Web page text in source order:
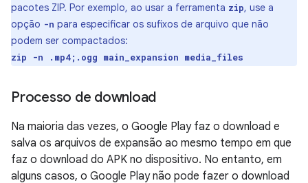
pacotes ZIP. Por exemplo, ao usar a ferramenta zip, use a
opção -n para especificar os sufixos de arquivo que não
podem ser compactados:
zip -n .mp4;.ogg main_expansion media_files
Processo de download
Na maioria das vezes, o Google Play faz o download e
salva os arquivos de expansão ao mesmo tempo em que
faz o download do APK no dispositivo. No entanto, em
alguns casos, o Google Play não pode fazer o download